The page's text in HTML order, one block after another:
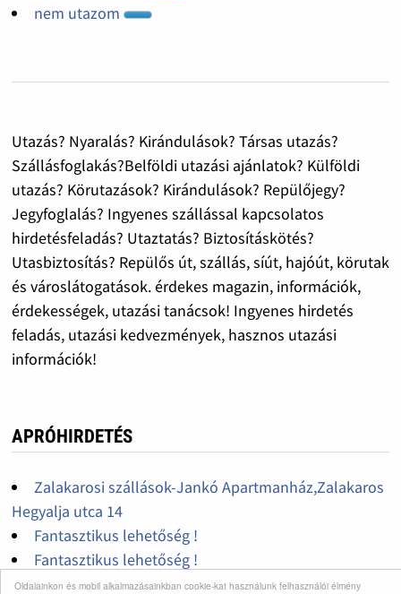
Oldalainkon és mobil alkalmazásainkban cookie-kat használunk felhasználói élmény
nem utazom
Utazás? Nyaralás? Kirándulások? Társas utazás?
Szállásfoglakás?Belföldi utazási ajánlatok? Külföldi
utazás? Körutazások? Kirándulások? Repülőjegy?
Jegyfoglalás? Ingyenes szállással kapcsolatos
hirdetésfeladás? Utaztatás? Biztosításkötés?
Utasbiztosítás? Repülős út, szállás, síút, hajóút, körutak
és városlátogatások. érdekes magazin, információk,
érdekességek, utazási tanácsok! Ingyenes hirdetés
feladás, utazási kedvezmények, hasznos utazási
információk!
APRÓHIRDETÉS
Zalakarosi szállások-Jankó Apartmanház,Zalakaros
Hegyalja utca 14
Fantasztikus lehetőség !
Fantasztikus lehetőség !
Apartmankiadás Zalakaroson-JANKÓ